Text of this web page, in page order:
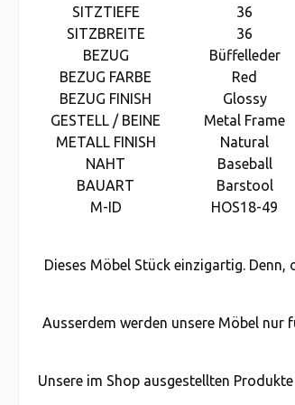
SITZTIEFE
36
SITZBREITE
36
BEZUG
Büffelleder
BEZUG FARBE
Red
BEZUG FINISH
Glossy
GESTELL / BEINE
Metal Frame
METALL FINISH
Natural
NAHT
Baseball
BAUART
Barstool
M-ID
HOS18-49
Dieses Möbel Stück einzigartig.
Ausserdem werden unsere Möbel nur
Unsere im Shop ausgestellten